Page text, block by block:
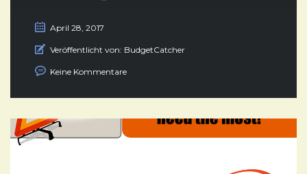
April 28, 2017
Veröffentlicht von: BudgetCatcher
Keine Kommentare